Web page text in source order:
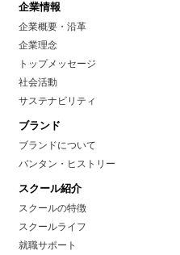
企業情報
企業概要・沿革
企業理念
トップメッセージ
社会活動
サステナビリティ
ブランド
ブランドについて
バンタン・ヒストリー
スクール紹介
スクールの特徴
スクールライフ
就職サポート